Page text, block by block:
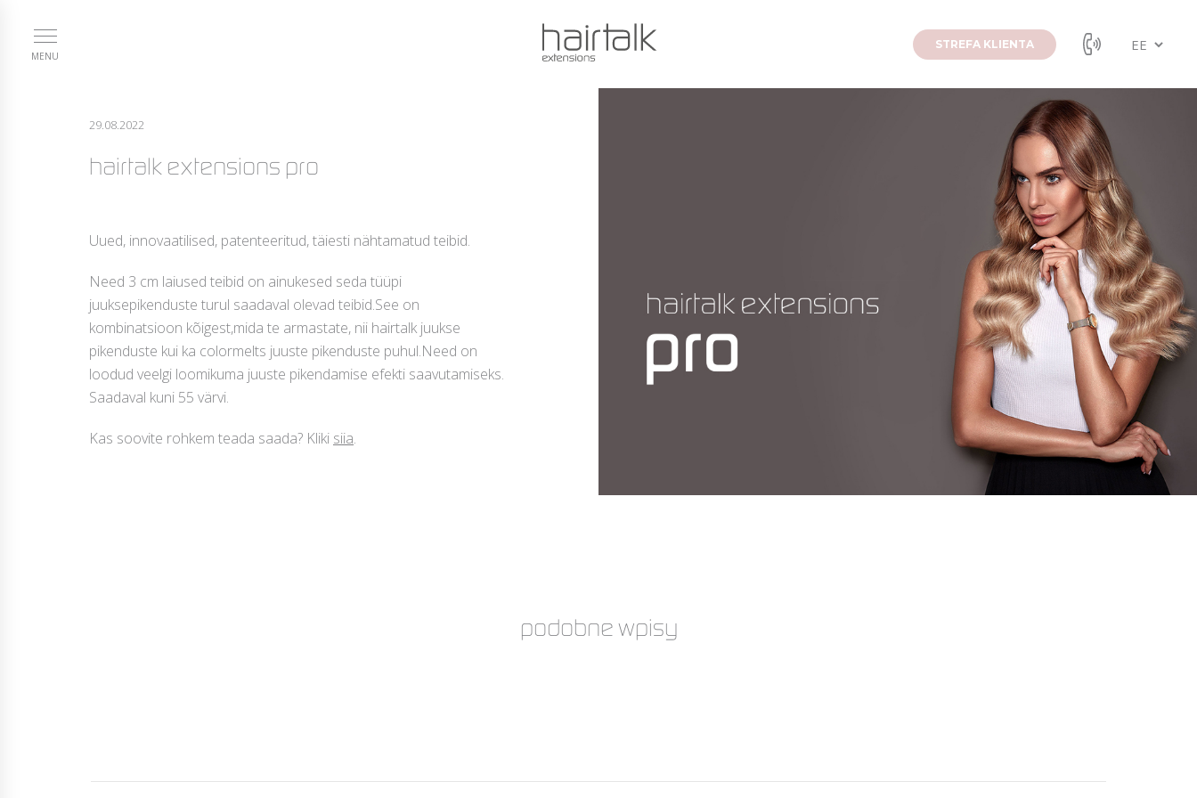
MENU
STREFA KLIENTA
29.08.2022
hairtalk extensions pro
Uued, innovaatilised, patenteeritud, täiesti nähtamatud teibid.
Need 3 cm laiused teibid on ainukesed seda tüüpi
juuksepikenduste turul saadaval olevad teibid.See on
kombinatsioon kõigest,mida te armastate, nii hairtalk juukse
pikenduste kui ka colormelts juuste pikenduste puhul.Need on
loodud veelgi loomikuma juuste pikendamise efekti saavutamiseks.
Saadaval kuni 55 värvi.
Kas soovite rohkem teada saada? Kliki siia.
podobne wpisy